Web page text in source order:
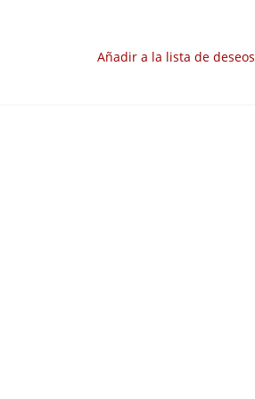
Añadir a la lista de deseos